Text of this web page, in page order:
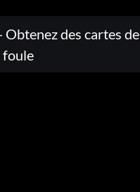
d'exhibition.
des cartes de
foule